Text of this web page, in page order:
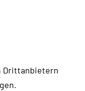
Drittanbietern